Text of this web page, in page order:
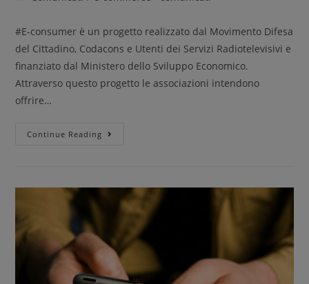
#E-consumer è un progetto realizzato dal Movimento Difesa
del Cittadino, Codacons e Utenti dei Servizi Radiotelevisivi e
finanziato dal Ministero dello Sviluppo Economico.
Attraverso questo progetto le associazioni intendono
offrire…
Continue Reading